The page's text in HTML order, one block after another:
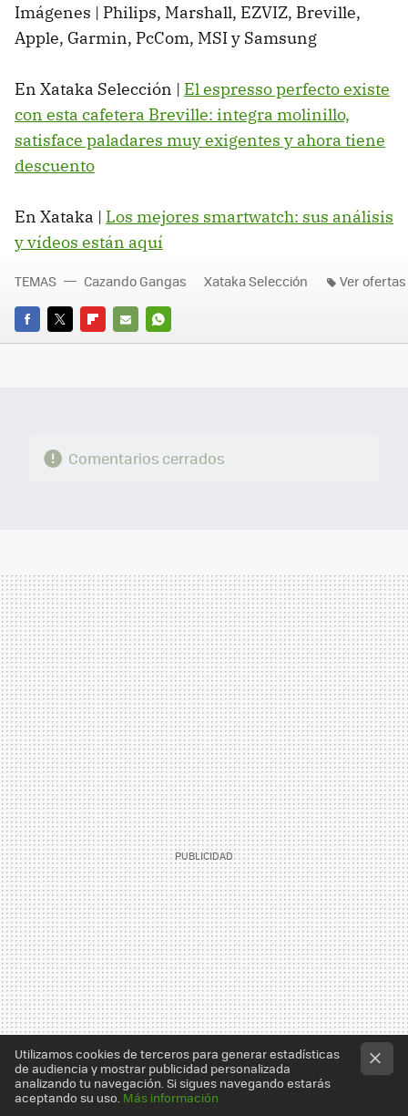
Imágenes | Philips, Marshall, EZVIZ, Breville,
Apple, Garmin, PcCom, MSI y Samsung
En Xataka Selección | El espresso perfecto existe
con esta cafetera Breville: integra molinillo,
satisface paladares muy exigentes y ahora tiene
descuento
En Xataka | Los mejores smartwatch: sus análisis
y vídeos están aquí
FACEBOOK
TWITTERFLIPBOARD
E-
WHATSAPP
TEMAS Cazando Gangas Xataka Selección Ver
Comentarios cerrados
Utilizamos cookies de terceros para generar estadísticas
de audiencia y mostrar publicidad personalizada
analizando tu navegación. Si sigues navegando estarás
aceptando su uso. Más información